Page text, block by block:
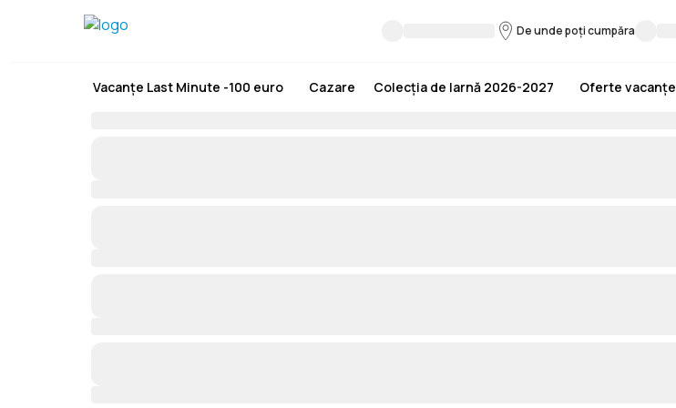
De unde poți cumpăra
Vacanțe Last Minute -100 euro Cazare Colecția de Iarnă 2026-2027 Oferte vacanțe